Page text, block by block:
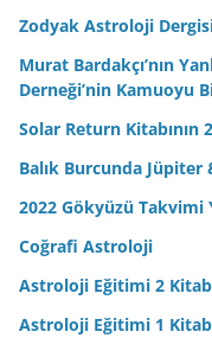
Zodyak Astroloji Dergisi
Murat Bardakçı’nın
Derneği’nin Kamuoyu
Solar Return Kitabının
Balık Burcunda
2022 Gökyüzü Takvimi
Coğrafi Astroloji
Astroloji Eğitimi 2
Astroloji Eğitimi 1